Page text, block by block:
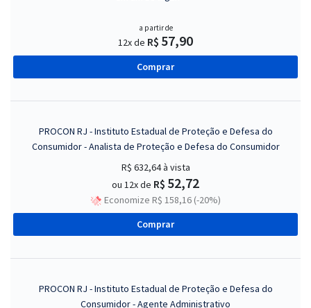
a partir de
12x de R$ 57,90
Comprar
PROCON RJ - Instituto Estadual de Proteção e Defesa do
Consumidor - Analista de Proteção e Defesa do Consumidor
R$ 632,64à vista
ou 12x de R$ 52,72
Economize R$ 158,16 (-20%)
Comprar
PROCON RJ - Instituto Estadual de Proteção e Defesa do
Consumidor - Agente Administrativo